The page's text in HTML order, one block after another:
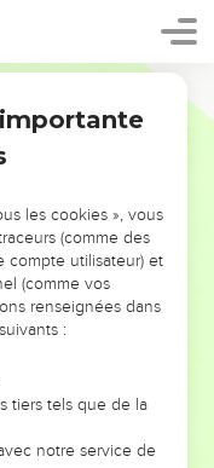
!
ÉVITER LES
les doutes, les erreurs
alors même que ce
les cookies », vous
(comme des
compte utilisateur) et
(comme vos
renseignées dans
:
tiers tels que de la
notre service de